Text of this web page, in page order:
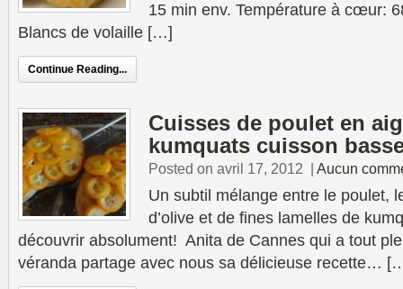
15 min env. Température à cœur:
Blancs de volaille […]
Continue Reading...
Cuisses de poulet en
kumquats cuisson
Posted on avril 17, 2012 | Aucun
Un subtil mélange entre le poulet,
d’olive et de fines lamelles de
découvrir absolument! Anita de Cannes qui a tout
véranda partage avec nous sa délicieuse recette…